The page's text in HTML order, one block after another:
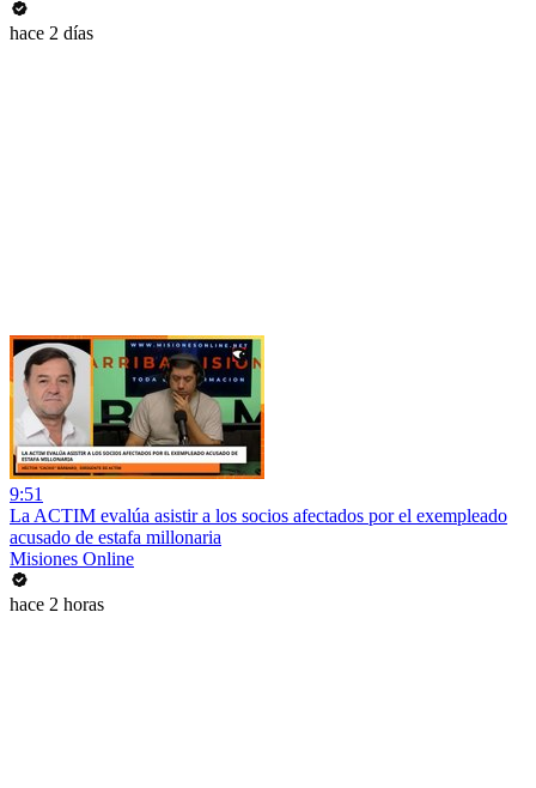
hace 2 días
9:51
La ACTIM evalúa asistir a los socios afectados por el exempleado
acusado de estafa millonaria
Misiones Online
hace 2 horas